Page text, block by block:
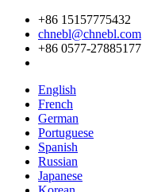
+86 15157775432
chnebl@chnebl.com
+86 0577-27885177
English
French
German
Portuguese
Spanish
Russian
Japanese